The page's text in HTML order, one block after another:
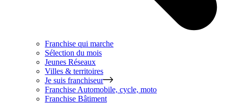
Franchise qui marche
Sélection du mois
Jeunes Réseaux
Villes & territoires
Je suis franchiseur
Franchise Automobile, cycle, moto
Franchise Bâtiment